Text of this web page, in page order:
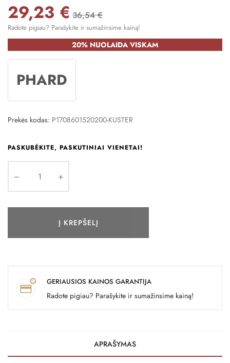
29,23 € 36,54 €
Radote pigiau? Parašykite ir sumažinsime kainą!
20% NUOLAIDA VISKAM
PHARD
Prekės kodas: P1708601520200-KUSTER
PASKUBĖKITE, PASKUTINIAI VIENETAI!
Į KREPŠELĮ
GERIAUSIOS KAINOS GARANTIJA
Radote pigiau? Parašykite ir sumažinsime kainą!
APRAŠYMAS